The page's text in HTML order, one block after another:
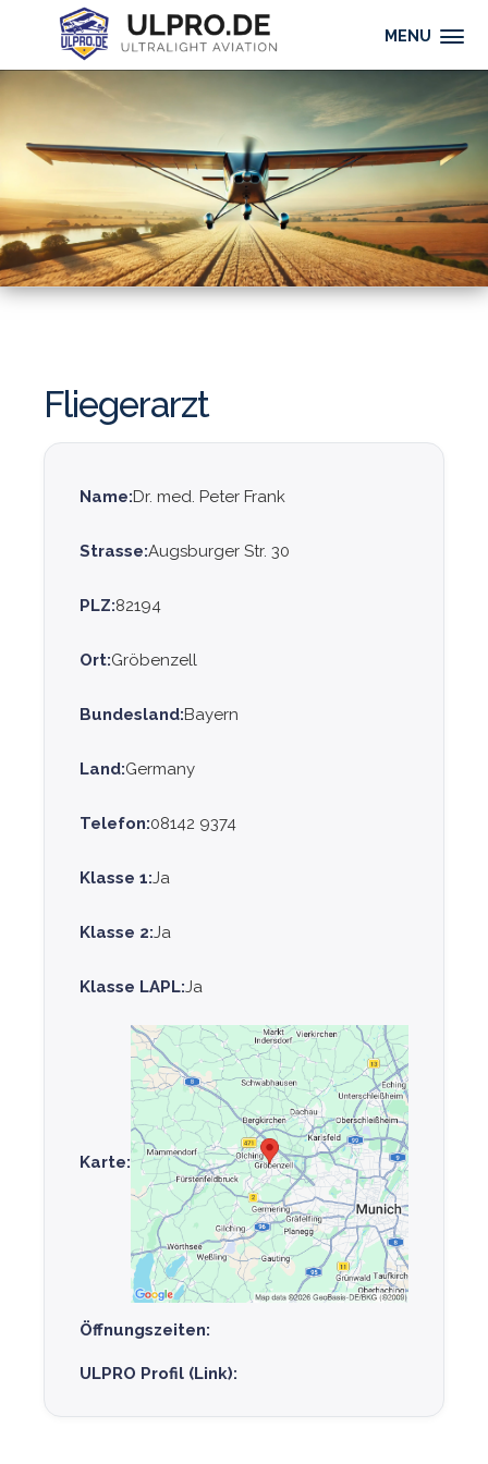
MENU
Fliegerarzt
Name:Dr. med. Peter Frank
Strasse:Augsburger Str. 30
PLZ:82194
Ort:Gröbenzell
Bundesland:Bayern
Land:Germany
Telefon:08142 9374
Klasse 1:Ja
Klasse 2:Ja
Klasse LAPL:Ja
Karte:
Öffnungszeiten:
ULPRO Profil (Link):